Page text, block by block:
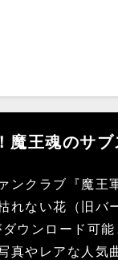
王魂のサブ
ンクラブ『魔王
れない花（旧
ウンロード可能
真やレアな人